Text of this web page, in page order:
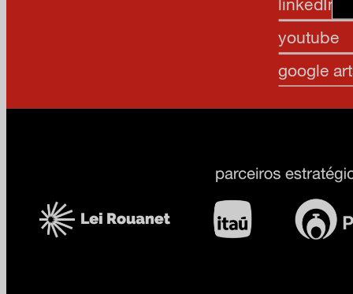
linkedIn
youtube
google